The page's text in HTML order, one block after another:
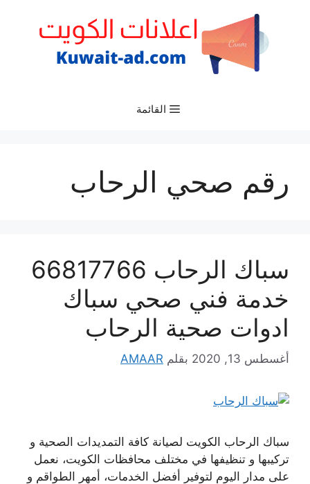
القائمة
رقم صحي الرحاب
سباك الرحاب 66817766
خدمة فني صحي سباك
ادوات صحية الرحاب
أغسطس 13, 2020 بقلم AMAAR
سباك الرحاب الكويت لصيانة كافة التمديدات الصحية و
تركيبها و تنظيفها في مختلف محافظات الكويت، نعمل
على مدار اليوم لتوفير أفضل الخدمات، أمهر الطواقم و